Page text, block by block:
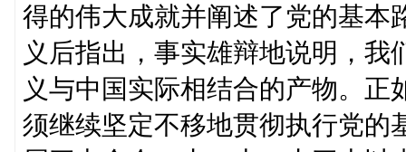
得的伟大成就并阐述了党的基本
义后指出，事实雄辩地说明，
义与中国实际相结合的产物。正
须继续坚定不移地贯彻执行党的